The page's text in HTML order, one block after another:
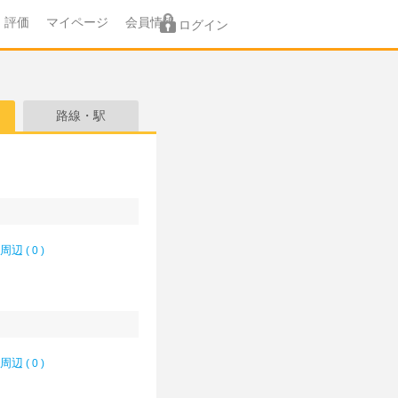
評価 マイページ 会員情報 ログイン
路線・駅
辺 ( 0 )
辺 ( 0 )